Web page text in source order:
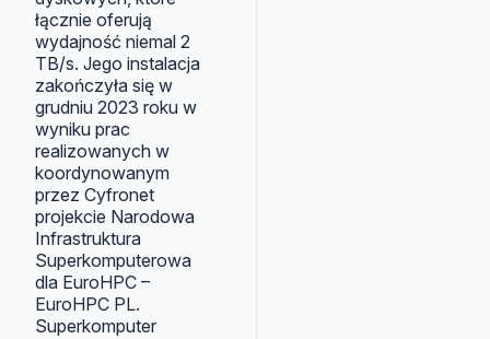
łącznie oferują
wydajność niemal 2
TB/s. Jego instalacja
zakończyła się w
grudniu 2023 roku w
wyniku prac
realizowanych w
koordynowanym
przez Cyfronet
projekcie Narodowa
Infrastruktura
Superkomputerowa
dla EuroHPC –
EuroHPC PL.
Superkomputer